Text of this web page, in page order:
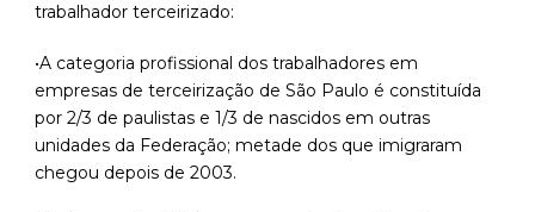
trabalhador terceirizado:
•A categoria profissional dos trabalhadores em
empresas de terceirização de São Paulo é constituída
por 2/3 de paulistas e 1/3 de nascidos em outras
unidades da Federação; metade dos que imigraram
chegou depois de 2003.